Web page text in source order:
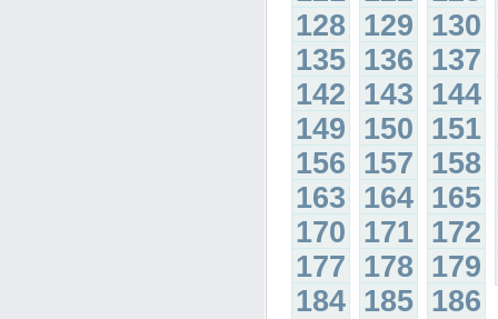
128 129 130
135 136 137
142 143 144
149 150 151
156 157 158
163 164 165
170 171 172
177 178 179
184 185 186